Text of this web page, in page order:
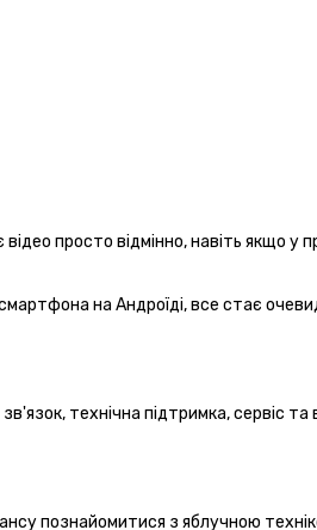
просто відмінно, навіть якщо у
на Андроїді, все стає
технічна підтримка, сервіс
познайомитися з яблучною